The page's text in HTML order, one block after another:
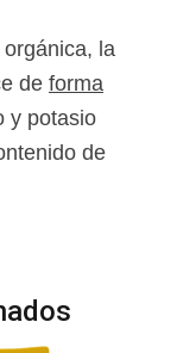
la
de forma
y potasio
de